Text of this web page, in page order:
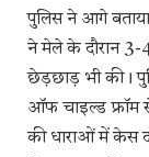
पुलिस ने आगे
ने मेले के दौरान 3-
छेड़छाड़ भी की।
ऑफ चाइल्ड
की धाराओं में केस